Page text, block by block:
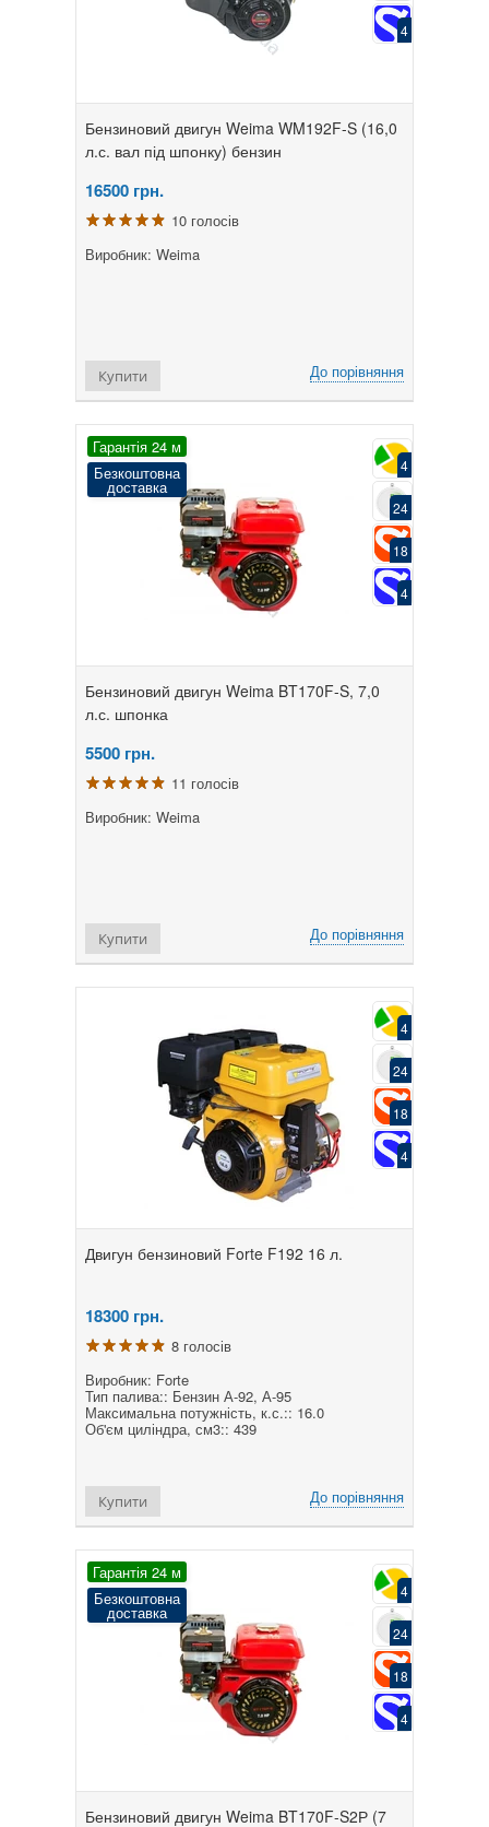
4
Бензиновий двигун Weima WM192F-S (16,0
л.с. вал під шпонку) бензин
16500 грн.
10 голосів
Виробник: Weima
До порівняння
Купити
Гарантія 24 м
Безкоштовна
доставка
4
24
18
4
Бензиновий двигун Weima BT170F-S, 7,0
л.с. шпонка
5500 грн.
11 голосів
Виробник: Weima
До порівняння
Купити
4
24
18
4
Двигун бензиновий Forte F192 16 л.
18300 грн.
8 голосів
Виробник: Forte
Тип палива:: Бензин А-92, А-95
Максимальна потужність, к.с.:: 16.0
Об'єм циліндра, см3:: 439
До порівняння
Купити
Гарантія 24 м
Безкоштовна
доставка
4
24
18
4
Бензиновий двигун Weima BT170F-S2Р (7